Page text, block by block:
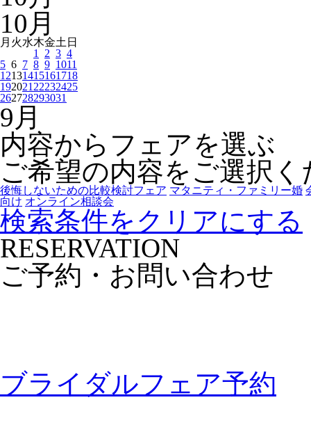
10 月
月 火水木金土 日
1
2 3 4
5 6 7 8 9 1011
12131415161718
192021 22232425
262728293031
9 月
内容からフェアを選ぶ
ご希望の内容をご選択く
後悔しないための比較検討フェア マタニティ・ファミリー婚
向け オンライン相談会
検索条件をクリアにする
RESERVATION
ご予約・お問い合わせ
ブライダルフェア予約